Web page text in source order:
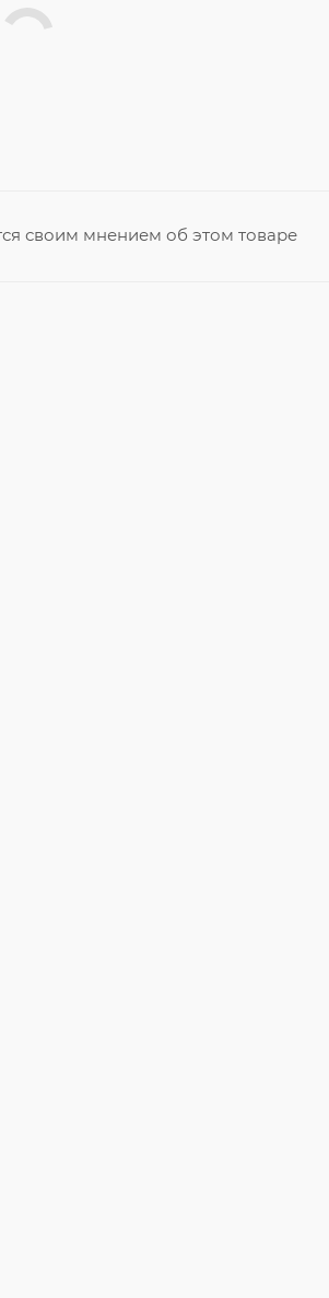
своим мнением об этом товаре